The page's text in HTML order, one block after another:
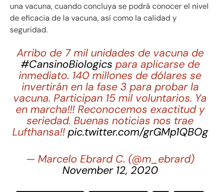
una vacuna, cuando concluya se podrá conocer el nivel
de eficacia de la vacuna, así como la calidad y
seguridad.
Arribo de 7 mil unidades de vacuna de
#CansinoBiologics para aplicarse de
inmediato. 140 millones de dólares se
invertirán en la fase 3 para probar la
vacuna. Participan 15 mil voluntarios. Ya
en marcha!!! Reconocemos exactitud y
seriedad. Buenas noticias nos trae
Lufthansa!!pic.twitter.com/grGMp1QBOg
— Marcelo Ebrard C. (@m_ebrard)
November 12, 2020